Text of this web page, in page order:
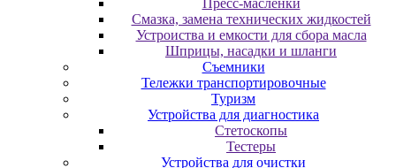
Пресс-масленки
Смазка, замена технических жидкостей
Устроиства и емкости для сбора масла
Шприцы, насадки и шланги
Съемники
Тележки транспортировочные
Туризм
Устройства для диагностика
Стетоскопы
Тестеры
Устройства для очистки